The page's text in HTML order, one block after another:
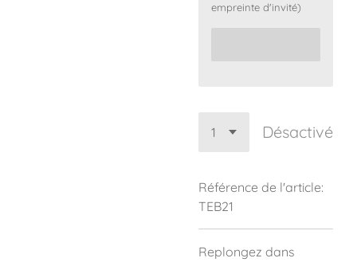
empreinte d'invité)
Désactivé
Référence de l'article:
TEB21
Replongez dans